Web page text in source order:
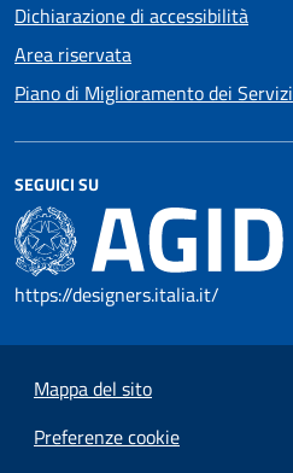
Dichiarazione di accessibilità
Area riservata
Piano di Miglioramento dei Servizi
SEGUICI SU
https://designers.italia.it/
Mappa del sito
Preferenze cookie